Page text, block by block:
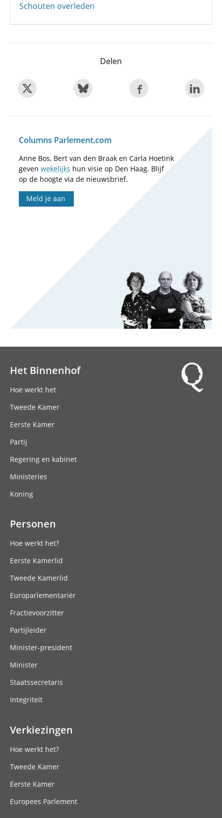
Schouten overleden
Delen
Columns Parlement.com
Anne Bos, Bert van den Braak en Carla Hoetink
geven wekelijks hun visie op Den Haag. Blijf
op de hoogte via de nieuwsbrief.
Meld je aan
Het Binnenhof
Hoe werkt het
Tweede Kamer
Eerste Kamer
Partij
Regering en kabinet
Ministeries
Koning
Personen
Hoe werkt het?
Eerste Kamerlid
Tweede Kamerlid
Europarlementariër
Fractievoorzitter
Partijleider
Minister-president
Minister
Staatssecretaris
Integriteit
Verkiezingen
Hoe werkt het?
Tweede Kamer
Eerste Kamer
Europees Parlement